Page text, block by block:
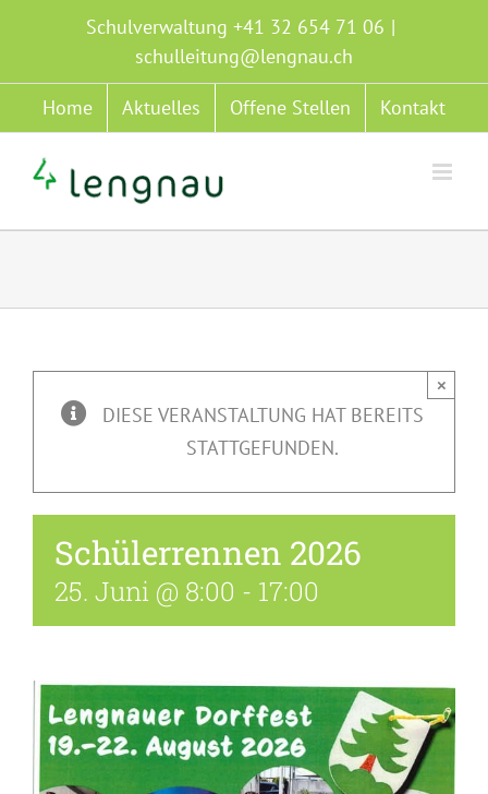
springen
Schulverwaltung +41 32 654 71 06 |
schulleitung@lengnau.ch
Home Aktuelles Offene Stellen Kontakt
DIESE VERANSTALTUNG HAT BEREITS
STATTGEFUNDEN.
×
Schülerrennen 2026
25. Juni @ 8:00 - 17:00